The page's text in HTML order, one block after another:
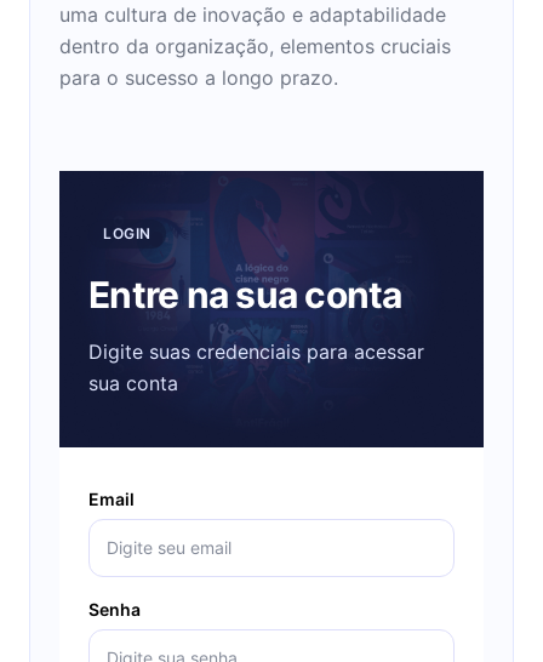
uma cultura de inovação e adaptabilidade
dentro da organização, elementos cruciais
para o sucesso a longo prazo.
LOGIN
Entre na sua conta
Digite suas credenciais para acessar
sua conta
Email
Senha